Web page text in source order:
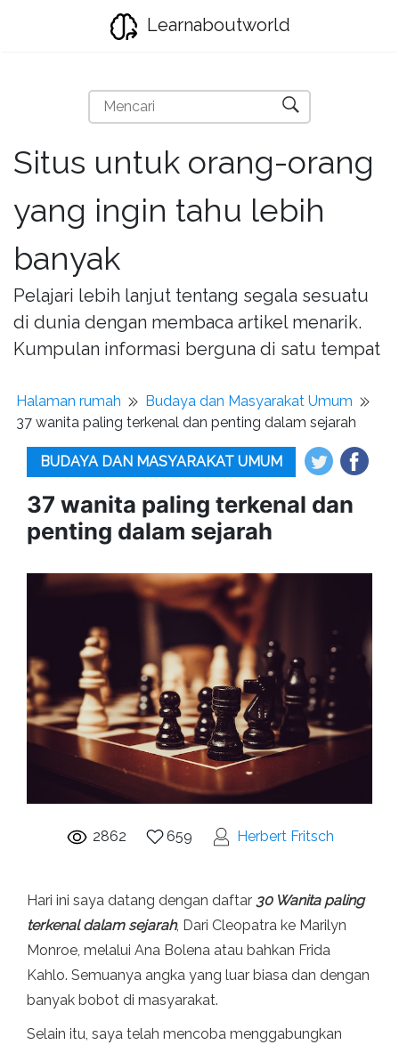
Learnaboutworld
Situs untuk orang-orang
yang ingin tahu lebih
banyak
Pelajari lebih lanjut tentang segala sesuatu
di dunia dengan membaca artikel menarik.
Kumpulan informasi berguna di satu tempat
Halaman rumah
Budaya dan Masyarakat Umum
37 wanita paling terkenal dan penting dalam sejarah
BUDAYA DAN MASYARAKAT UMUM
37 wanita paling terkenal dan
penting dalam sejarah
2862 659 Herbert Fritsch
Hari ini saya datang dengan daftar 30 Wanita paling
terkenal dalam sejarah, Dari Cleopatra ke Marilyn
Monroe, melalui Ana Bolena atau bahkan Frida
Kahlo. Semuanya angka yang luar biasa dan dengan
banyak bobot di masyarakat.
Selain itu, saya telah mencoba menggabungkan